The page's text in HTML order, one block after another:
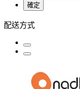
確定
配送方式